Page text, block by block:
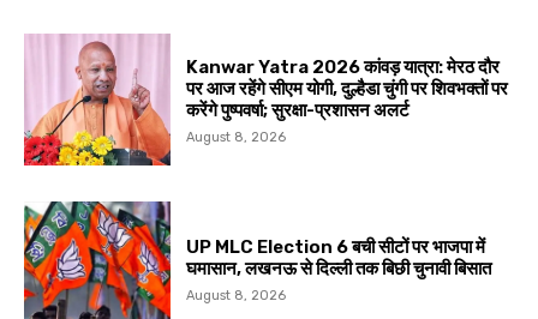
Kanwar Yatra 2026 कांवड़ यात्रा: मेरठ दौर
पर आज रहेंगे सीएम योगी, दुल्हैडा चुंगी पर शिवभक्तों पर
करेंगे पुष्पवर्षा; सुरक्षा-प्रशासन अलर्ट
August 8, 2026
UP MLC Election 6 बची सीटों पर भाजपा में
घमासान, लखनऊ से दिल्ली तक बिछी चुनावी बिसात
August 8, 2026